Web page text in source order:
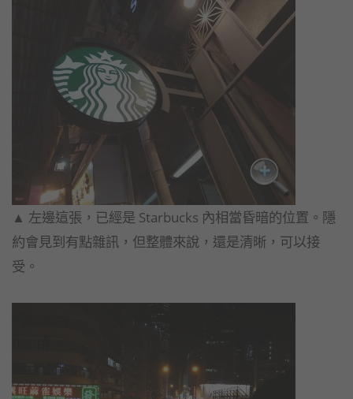
▲ 左邊這張，已經是 Starbucks 內相當昏暗的位置。隱
約會見到有點雜訊，但整體來說，還是清晰，可以接
受。